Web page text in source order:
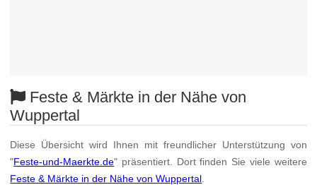
Feste & Märkte in der Nähe von
Wuppertal
Diese Übersicht wird Ihnen mit freundlicher Unterstützung von
"Feste-und-Maerkte.de" präsentiert. Dort finden Sie viele weitere
Feste & Märkte in der Nähe von Wuppertal